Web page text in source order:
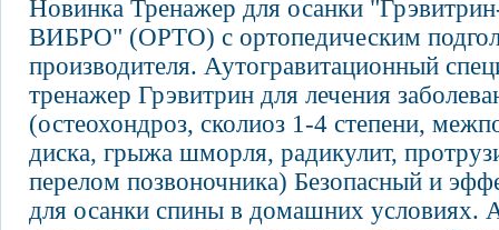
Новинка Тренажер для осанки
ВИБРО" (ОРТО) с ортопедическим
производителя. Аутогравитационный
тренажер Грэвитрин для лечения
(остеохондроз, сколиоз 1-4 степени,
диска, грыжа шморля, радикулит,
перелом позвоночника) Безопасный и
для осанки спины в домашних условиях.